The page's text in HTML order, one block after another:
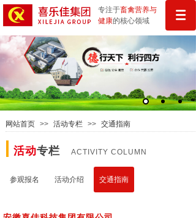
专注于畜禽营养与
健康的核心领域
网站首页 >> 活动专栏 >> 交通指南
活动专栏 ACTIVITY COLUMN
交通指南
参观报名 活动介绍 交通指南